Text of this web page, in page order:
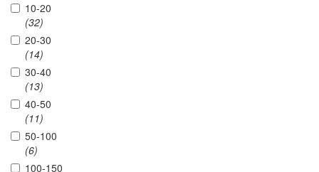
10-20
(32)
20-30
(14)
30-40
(13)
40-50
(11)
50-100
(6)
100-150